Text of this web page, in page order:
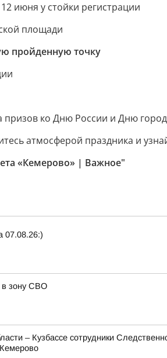
июня у стойки регистрации
площади
пройденную точку
призов ко Дню России и Дню
атмосферой праздника и
«Кемерово» | Важное"
07.08.26:)
в зону СВО
– Кузбассе сотрудники